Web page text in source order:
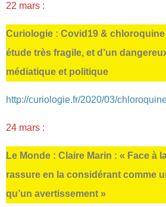
22 mars :
Curiologie : Covid19 & chloroquine
étude très fragile, et d’un
médiatique et politique
http://curiologie.fr/2020/03/
24 mars :
Le Monde : Claire Marin : « Face à
rassure en la considérant comme
qu’un avertissement »